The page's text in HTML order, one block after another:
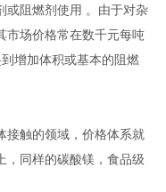
或阻燃剂使用 。由于对杂
市场价格常在数千元每吨
增加体积或基本的阻燃
接触的领域，价格体系就
，同样的碳酸镁，食品级